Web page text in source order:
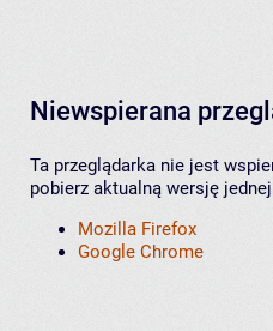
Niewspierana
Ta przeglądarka nie jest
pobierz aktualną wersję
Mozilla Firefox
Google Chrome